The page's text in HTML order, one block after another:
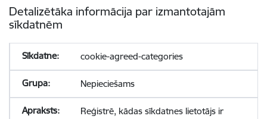
Detalizētāka informācija par izmantotajām
sīkdatnēm
cookie-agreed-categories
Nepieciešams
Reģistrē, kādas sīkdatnes lietotājs ir